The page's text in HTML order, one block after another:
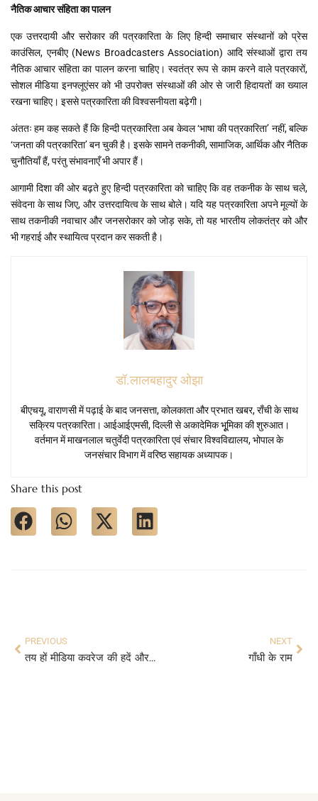
नैतिक आचार संहिता का पालन
एक उत्तरदायी और सरोकार की पत्रकारिता के लिए हिन्दी समाचार संस्थानों को प्रेस
काउंसिल, एनबीए (News Broadcasters Association) आदि संस्थाओं द्वारा तय
नैतिक आचार संहिता का पालन करना चाहिए। स्वतंत्र रूप से काम करने वाले पत्रकारों,
सोशल मीडिया इनफ्लूएंसर को भी उपरोक्त संस्थाओं की ओर से जारी हिदायतों का ख्याल
रखना चाहिए। इससे पत्रकारिता की विश्वसनीयता बढ़ेगी।
अंततः हम कह सकते हैं कि हिन्दी पत्रकारिता अब केवल ‘भाषा की पत्रकारिता’ नहीं, बल्कि
‘जनता की पत्रकारिता’ बन चुकी है। इसके सामने तकनीकी, सामाजिक, आर्थिक और नैतिक
चुनौतियाँ हैं, परंतु संभावनाएँ भी अपार हैं।
आगामी दिशा की ओर बढ़ते हुए हिन्दी पत्रकारिता को चाहिए कि वह तकनीक के साथ चले,
संवेदना के साथ जिए, और उत्तरदायित्व के साथ बोले। यदि यह पत्रकारिता अपने मूल्यों के
साथ तकनीकी नवाचार और जनसरोकार को जोड़ सके, तो यह भारतीय लोकतंत्र को और
भी गहराई और स्थायित्व प्रदान कर सकती है।
डॉ.लालबहादुर ओझा
बीएचयू, वाराणसी में पढ़ाई के बाद जनसत्ता, कोलकाता और प्रभात खबर, राँची के साथ
सक्रिय पत्रकारिता। आईआईएमसी, दिल्ली से अकादेमिक भूूमिका की शुरुआत।
वर्तमान में माखनलाल चतुर्वेदी पत्रकारिता एवं संचार विश्वविद्यालय, भोपाल के
जनसंचार विभाग में वरिष्ठ सहायक अध्यापक।
Share this post
PREVIOUS
तय हों मीडिया कवरेज की हदें और सरहदें
NEXT
गाँधी के राम